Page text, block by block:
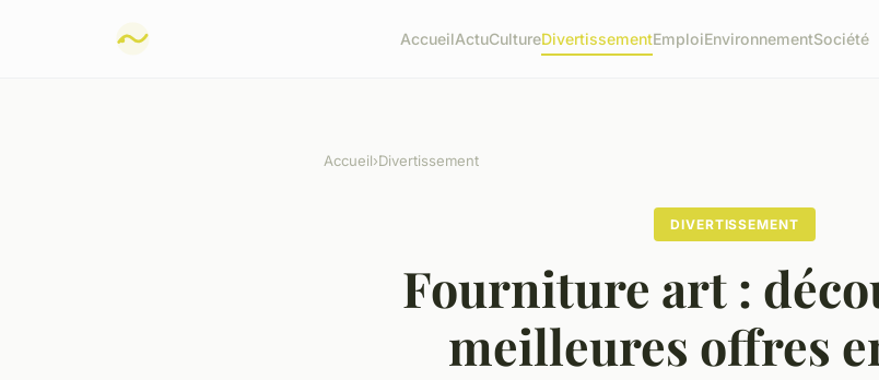
AccueilActuCultureDivertissementEmploiEnvironnementSociété
Accueil›Divertissement
DIVERTISSEMENT
Fourniture art :
meilleures offres